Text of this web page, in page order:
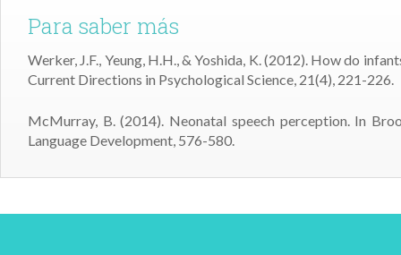
Para saber más
Werker, J.F., Yeung, H.H., & Yoshida, K. (2012). How do
Current Directions in Psychological Science, 21(4), 221-226.
McMurray, B. (2014). Neonatal speech perception. In
Language Development, 576-580.